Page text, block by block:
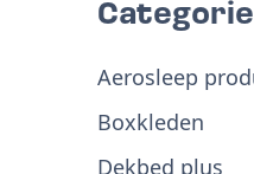
Aerosleep
Boxkleden
Dekbed plus